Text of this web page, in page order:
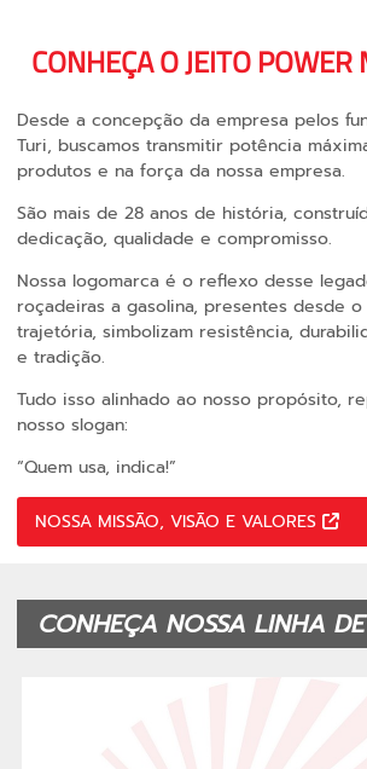
CONHEÇA O JEITO POWER
Desde a concepção da empresa pelos
Turi, buscamos transmitir potência
produtos e na força da nossa empresa.
São mais de 28 anos de história,
dedicação, qualidade e compromisso.
Nossa logomarca é o reflexo desse
roçadeiras a gasolina, presentes desde
trajetória, simbolizam resistência,
e tradição.
Tudo isso alinhado ao nosso propósito,
nosso slogan:
“Quem usa, indica!”
NOSSA MISSÃO, VISÃO E VALORES
CONHEÇA NOSSA LINHA